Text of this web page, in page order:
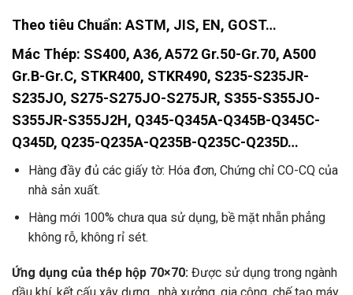
Theo tiêu Chuẩn: ASTM, JIS, EN, GOST…
Mác Thép: SS400, A36,A572 Gr.50-Gr.70, A500
Gr.B-Gr.C, STKR400, STKR490, S235-S235JR-
S235JO, S275-S275JO-S275JR, S355-S355JO-
S355JR-S355J2H, Q345-Q345A-Q345B-Q345C-
Q345D, Q235-Q235A-Q235B-Q235C-Q235D…
Hàng đầy đủ các giấy tờ: Hóa đơn, Chứng chỉ CO-CQ của
nhà sản xuất.
Hàng mới 100% chưa qua sử dụng, bề mặt nhẵn phẳng
không rỗ, không rỉ sét.
Ứng dụng của thép hộp 70×70: Được sử dụng trong ngành